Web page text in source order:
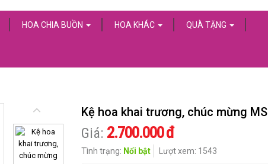
HOA CHIA BUỒN HOA KHÁC QUÀ TẶNG
Kệ hoa khai trương, chúc mừng
Giá: 2.700.000 đ
Tình trạng: Nổi bật Lượt xem: 1543